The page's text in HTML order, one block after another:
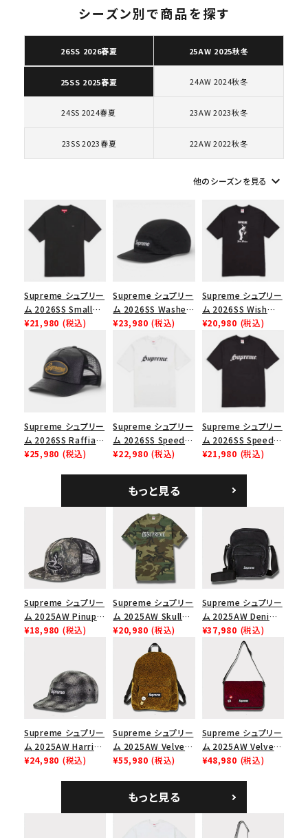
キーワードから探す
人気ワード 2026SS
Tシャツ・ロングスリーブ
キャップ・ハット
パーカー・クルーネック
ショルダー・ウエストバッグ
ボックスロゴ ブラックスウェット
シーズンから探す
価格から探す
円 ～
在庫のない商品を表示する
ト
シーズン別で商品を探す
26SS 2026春夏 25AW 2025秋冬
25SS 2025春夏 24AW 2024秋冬
24SS 2024春夏 23AW 2023秋冬
23SS 2023春夏 22AW 2022秋冬
他のシーズンを見る keyboard_arrow_down
Supreme シュプリー
ム 2026SS Small
Box Tee スモールボ
¥21,980 (税込)
Supreme シュプリー
ム 2026SS Washed
Chino Twill Camp
ップ ブラック
¥23,980 (税込)
Supreme シュプリー
ム 2026SS Wish
Tee ウィッシュTシ
ャツ ブラック
¥20,980 (税込)
Supreme シュプリー
ム 2026SS Raffia
Mesh Back 5-Panel
¥25,980 (税込)
Supreme シュプリー
ム 2026SS Speed
Tee スピードTシャツ
¥22,980 (税込)
Supreme シュプリー
ム 2026SS Speed
Tee スピードTシャツ
¥21,980 (税込)
もっと見る
Supreme シュプリー
ム 2025AW Pinup
Mesh Back 5-Panel
ップ トゥルーティン
バーHTC フォールカ
¥18,980 (税込)
Supreme シュプリー
ム 2025AW Skull
Tee スカル Tシャ
ツ ウッドランドカモ
¥20,980 (税込)
Supreme シュプリー
ム 2025AW Denim
Shoulder Bag デニ
ム ショルダーバッグ
¥37,980 (税込)
Supreme シュプリー
ム 2025AW Harris
Tweed Camp Cap
¥24,980 (税込)
Supreme シュプリー
ム 2025AW Velvet
Backpack ベルベッ
¥55,980 (税込)
Supreme シュプリー
ム 2025AW Velvet
Small Messenger
バッグ レッドレオパー
ド
¥48,980 (税込)
もっと見る